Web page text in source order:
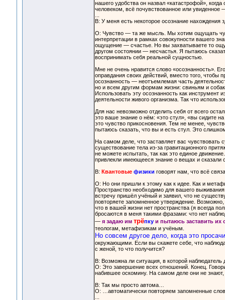
нашего удобства он назвал «катастрофой»,
человеком, всё почувствованное или
В: У меня есть некоторое осознание нахождения
О: Чувство — та же мысль. Мы хотим ощущать
интерпретации в рамках совокупности вашего
ощущение — счастье. Но вы захватываете то
другом состоянии — несчастья. Я пытаюсь
воспринимать себя реальной сущностью.
Мне не очень нравится слово «осознанность».
оправдания своих действий, вместо того, чтобы
осознанность — неотъемлемая часть
но и всем другим формам жизни: свиньям и
Использовать эту осознанность как
деятельности живого организма. Так что
Для нас невозможно отделить себя от всего
это ваше знание о нём: «это стул», «вы сидите
это чувство прикосновения. Тем не менее,
пытаюсь сказать, что вы и есть стул. Это
На самом деле, что заставляет вас чувствовать
существование тела из-за гравитационного
не можете испытать, так как это единое
привлекли имеющееся знание о вещах и сказали
В: Квантовые физики говорят нам, что всё
О: Но они пришли к этому как к идее. Как и
Пространство необходимо для вашего
встречу пришёл учёный и заявил, что не
повторяете запомненное утверждение.
что в вашей жизни нет пространства (я всегда
бросаются в меня такими фразами: что нет
— я задаю им трёпкуи пытаюсь заставить их
теологам, метафизикам и учёным.
Но совсем другое дело, когда это
окружающими. Если вы скажете себе, что
с женой, то что получится?
В: Возможна ли ситуация, в которой
О: Это завершение всех отношений. Конец.
набившее оскомину. На самом деле они не
В: Так мы просто автома…
О: …автоматически повторяем запомненные